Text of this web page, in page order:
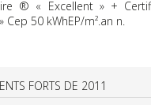
® « Excellent » +
Cep 50 kWhEP/m².an n.
FORTS DE 2011